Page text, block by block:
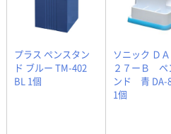
プラス ペンスタン
ド ブルー TM-402
BL 1個
ソニック Ｄ
２７ーＢ ペ
ンド 青 DA-
1個